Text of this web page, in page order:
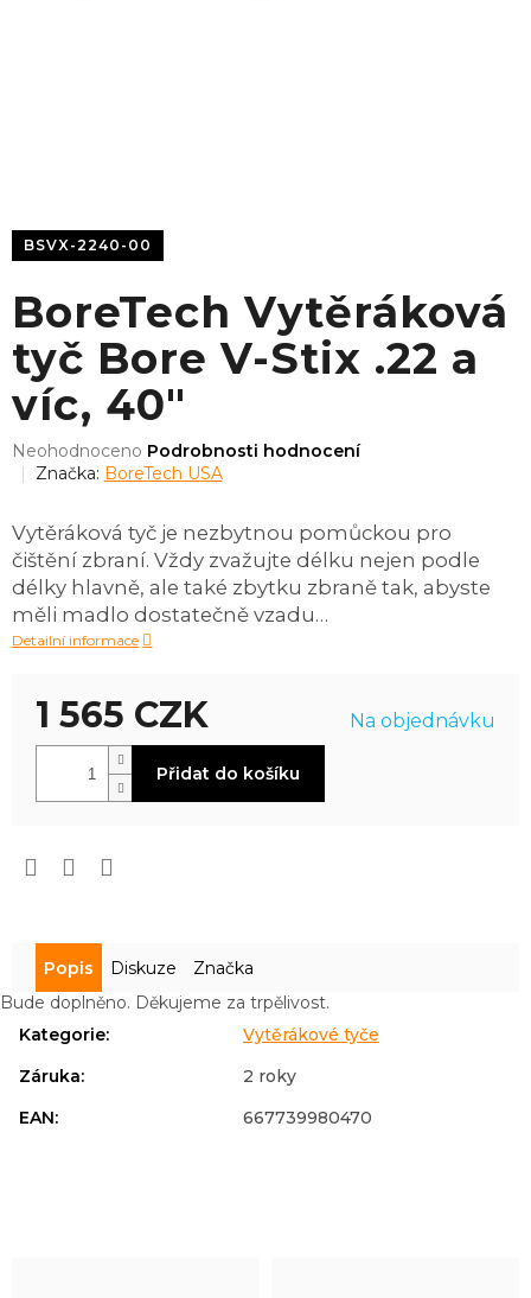
BoreTech Vytěráková
tyč Bore V-Stix .22 a
víc, 40"
BSVX-2240-00
Průměrné
hodnocení
0,0
z
5
hvězdiček.
Neohodnoceno Podrobnosti hodnocení
Značka: BoreTech USA
1 565 CZK Na objednávku
Přidat do košíku
Vytěráková tyč je nezbytnou pomůckou pro
čištění zbraní. Vždy zvažujte délku nejen podle
délky hlavně, ale také zbytku zbraně tak, abyste
měli madlo dostatečně vzadu…
Detailní informace
Popis Diskuze
Značka
Bude doplněno. Děkujeme za trpělivost.
Kategorie:
Vytěrákové tyče
Záruka:
2 roky
EAN: 667739980470